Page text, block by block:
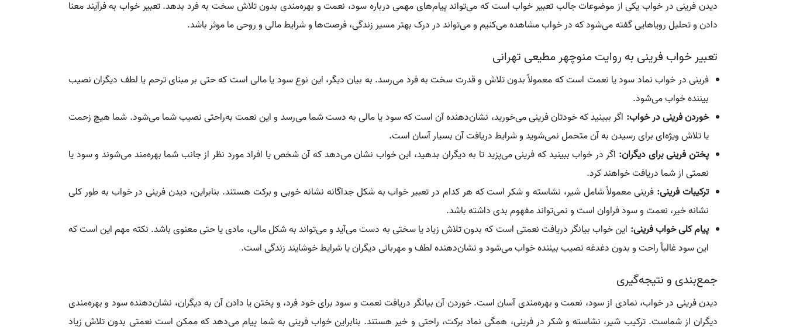
دیدن فرینی در خواب یکی از موضوعات جالب تعبیر خواب است که می‌تواند پیام‌های مهمی درباره سود، نعمت و بهره‌مندی بدون تلاش سخت به فرد بدهد. تعبیر خواب به فرآیند معنا
دادن و تحلیل رویاهایی گفته می‌شود که در خواب مشاهده می‌کنیم و می‌تواند در درک بهتر مسیر زندگی، فرصت‌ها و شرایط مالی و روحی ما موثر باشد.
تعبیر خواب فرینی به روایت منوچهر مطیعی تهرانی
فرینی در خواب نماد سود یا نعمت است که معمولاً بدون تلاش و قدرت سخت به فرد می‌رسد. به بیان دیگر، این نوع سود یا مالی است که حتی بر مبنای ترحم یا لطف دیگران نصیب
بیننده خواب می‌شود.
خوردن فرینی در خواب: اگر ببینید که خودتان فرینی می‌خورید، نشان‌دهنده آن است که سود یا مالی به دست شما می‌رسد و این نعمت به‌راحتی نصیب شما می‌شود. شما هیچ زحمت
یا تلاش ویژه‌ای برای رسیدن به آن متحمل نمی‌شوید و شرایط دریافت آن بسیار آسان است.
پختن فرینی برای دیگران: اگر در خواب ببینید که فرینی می‌پزید تا به دیگران بدهید، این خواب نشان می‌دهد که آن شخص یا افراد مورد نظر از جانب شما بهره‌مند می‌شوند و سود یا
نعمتی از شما دریافت خواهند کرد.
ترکیبات فرینی: فرینی معمولاً شامل شیر، نشاسته و شکر است که هر کدام در تعبیر خواب به شکل جداگانه نشانه خوبی و برکت هستند. بنابراین، دیدن فرینی در خواب به طور کلی
نشانه خیر، نعمت و سود فراوان است و نمی‌تواند مفهوم بدی داشته باشد.
پیام کلی خواب فرینی: این خواب بیانگر دریافت نعمتی است که بدون تلاش زیاد یا سختی به دست می‌آید و می‌تواند به شکل مالی، مادی یا حتی معنوی باشد. نکته مهم این است که
این سود غالباً راحت و بدون دغدغه نصیب بیننده خواب می‌شود و نشان‌دهنده لطف و مهربانی دیگران یا شرایط خوشایند زندگی است.
جمع‌بندی و نتیجه‌گیری
دیدن فرینی در خواب، نمادی از سود، نعمت و بهره‌مندی آسان است. خوردن آن بیانگر دریافت نعمت و سود برای خود فرد، و پختن یا دادن آن به دیگران، نشان‌دهنده سود و بهره‌مندی
دیگران از شماست. ترکیب شیر، نشاسته و شکر در فرینی، همگی نماد برکت، راحتی و خیر هستند. بنابراین خواب فرینی به شما پیام می‌دهد که ممکن است نعمتی بدون تلاش زیاد